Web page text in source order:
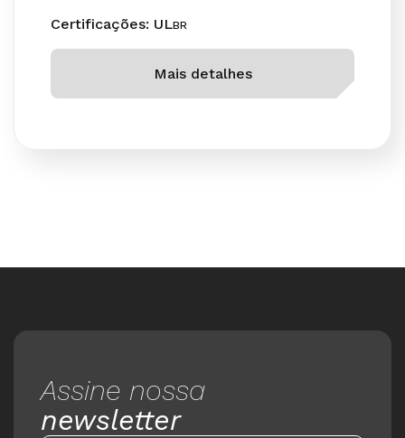
Certificações: ULBR
Mais detalhes
Assine nossa
newsletter